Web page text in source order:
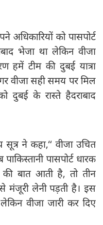
अधिकारियों को पासपोर्ट
भेजा था लेकिन वीजा
हमें टीम की दुबई यात्रा
वीजा सही समय पर मिल
दुबई के रास्ते हैदराबाद
ने कहा,‘‘ वीजा उचित
पासपोर्ट धारक
की बात आती है, तो तीन
मंजूरी लेनी पड़ती है। इस
वीजा जारी कर दिए